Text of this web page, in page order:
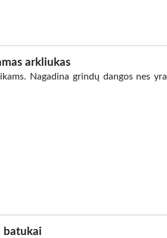
arkliukas
Nagadina grindų dangos nes yra
batukai